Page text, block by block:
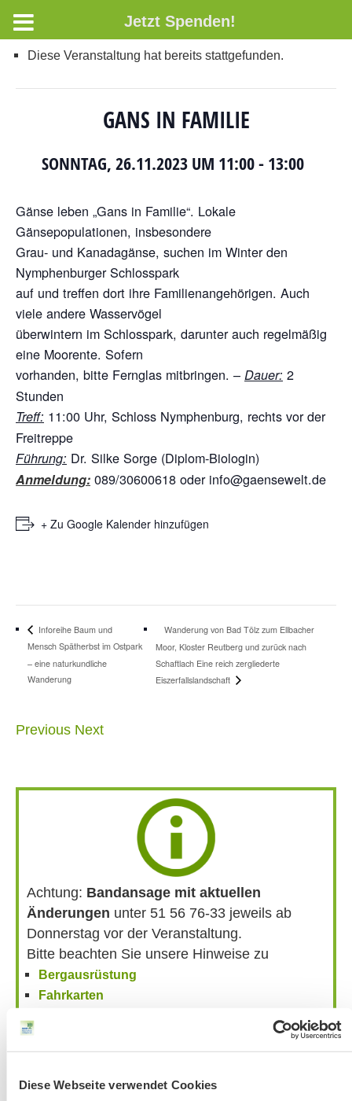
Diese Webseite verwendet Cookies
Diese Veranstaltung hat bereits stattgefunden.
GANS IN FAMILIE
SONNTAG, 26.11.2023 UM 11:00- 13:00
Gänse leben „Gans in Familie“. Lokale
Gänsepopulationen, insbesondere
Grau- und Kanadagänse, suchen im Winter den
Nymphenburger Schlosspark
auf und treffen dort ihre Familienangehörigen. Auch
viele andere Wasservögel
überwintern im Schlosspark, darunter auch regelmäßig
eine Moorente. Sofern
vorhanden, bitte Fernglas mitbringen. – Dauer: 2
Stunden
Treff: 11:00 Uhr, Schloss Nymphenburg, rechts vor der
Freitreppe
Führung: Dr. Silke Sorge (Diplom-Biologin)
Anmeldung: 089/30600618 oder info@gaensewelt.de
+ Zu Google Kalender hinzufügen
Inforeihe Baum und
Mensch Spätherbst im Ostpark
– eine naturkundliche
Wanderung
Wanderung von Bad Tölz zum Ellbacher
Moor, Kloster Reutberg und zurück nach
Schaftlach Eine reich zergliederte
Eiszerfallslandschaft
Previous Next
Achtung: Bandansage mit aktuellen
Änderungen unter 51 56 76-33 jeweils ab
Donnerstag vor der Veranstaltung.
Bitte beachten Sie unsere Hinweise zu
Bergausrüstung
Fahrkarten
AKTUELLE ÄNDERUNGEN BEIM BILDUNGSWERK:
Jetzt Spenden!